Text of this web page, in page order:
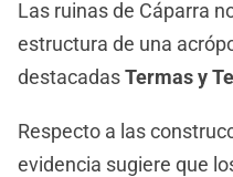
Las ruinas de Cáparra
estructura de una
destacadasTermas y
Respecto a las
evidencia sugiere que